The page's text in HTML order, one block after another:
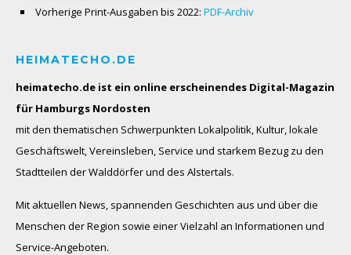
Vorherige Print-Ausgaben bis 2022: PDF-Archiv
HEIMATECHO.DE
heimatecho.de ist ein online erscheinendes Digital-Magazin
für Hamburgs Nordosten
mit den thematischen Schwerpunkten Lokalpolitik, Kultur, lokale
Geschäftswelt, Vereinsleben, Service und starkem Bezug zu den
Stadtteilen der Walddörfer und des Alstertals.
Mit aktuellen News, spannenden Geschichten aus und über die
Menschen der Region sowie einer Vielzahl an Informationen und
Service-Angeboten.